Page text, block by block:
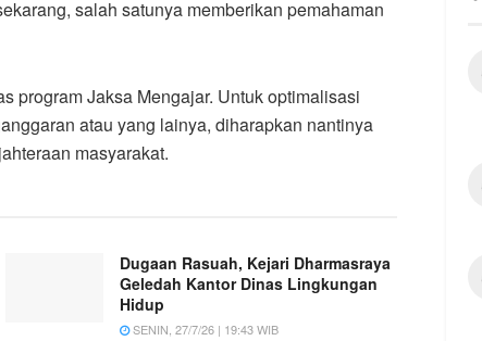
salah satunya memberikan pemahaman
program Jaksa Mengajar. Untuk optimalisasi
atau yang lainya, diharapkan nantinya
masyarakat.
Dugaan Rasuah, Kejari Dharmasraya
Geledah Kantor Dinas Lingkungan
Hidup
SENIN, 27/7/26 | 19:43 WIB